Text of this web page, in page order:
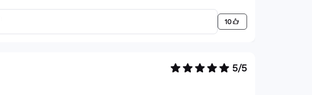
10
5/5